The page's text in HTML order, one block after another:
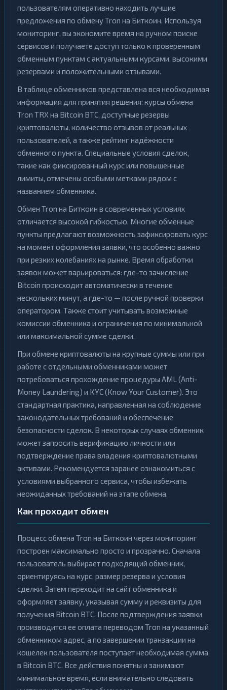
пользователям оперативно находить лучшие
предложения по обмену Tron на Биткоин. Используя
мониторинг, вы экономите время на ручном поиске
сервисов и получаете доступ только к проверенным
обменным пунктам с актуальными курсами, высокими
резервами и положительными отзывами.
В таблице обменников представлена вся необходимая
информация для принятия решения: курсы обмена
Tron TRX на Bitcoin BTC, доступные резервы
криптовалюты, количество отзывов от реальных
пользователей, а также рейтинг надёжности
обменного пункта. Специальные условия сделок,
такие как фиксированный курс или повышенные
лимиты, отмечены особыми метками рядом с
названием обменника.
Обмен Tron на Биткоин в современных условиях
отличается высокой гибкостью. Многие обменные
пункты предлагают возможность зафиксировать курс
на момент оформления заявки, что особенно важно
при резких колебаниях на рынке. Время обработки
заявок может варьироваться: где-то зачисление
Bitcoin происходит автоматически в течение
нескольких минут, а где-то — после ручной проверки
оператором. Также стоит учитывать возможные
комиссии обменника и ограничения по минимальной
или максимальной сумме сделки.
При обмене криптовалюты на крупные суммы или при
работе с отдельными обменниками может
потребоваться прохождение процедуры AML (Anti-
Money Laundering) и KYC (Know Your Customer). Это
стандартная практика, направленная на соблюдение
законодательных требований и обеспечение
безопасности сделок. В некоторых случаях обменник
может запросить верификацию личности или
подтверждение права владения криптовалютными
активами. Рекомендуется заранее ознакомиться с
условиями выбранного сервиса, чтобы избежать
неожиданных требований на этапе обмена.
Как проходит обмен
Процесс обмена Tron на Биткоин через мониторинг
построен максимально просто и прозрачно. Сначала
пользователь выбирает подходящий обменник,
ориентируясь на курс, размер резерва и условия
сделки. Затем переходит на сайт обменника и
оформляет заявку, указывая сумму и реквизиты для
получения Bitcoin BTC. После подтверждения заявки
производится ее оплата переводом Tron на указанный
обменником адрес, а по завершении транзакции на
кошелек пользователя поступает необходимая сумма
в Bitcoin BTC. Все действия понятны и занимают
минимальное время, если внимательно следовать